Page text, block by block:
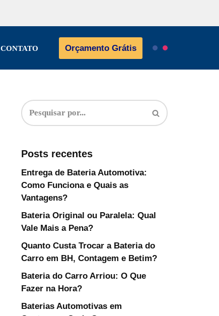
CONTATO Orçamento Grátis
Posts recentes
Entrega de Bateria Automotiva:
Como Funciona e Quais as
Vantagens?
Bateria Original ou Paralela: Qual
Vale Mais a Pena?
Quanto Custa Trocar a Bateria do
Carro em BH, Contagem e Betim?
Bateria do Carro Arriou: O Que
Fazer na Hora?
Baterias Automotivas em